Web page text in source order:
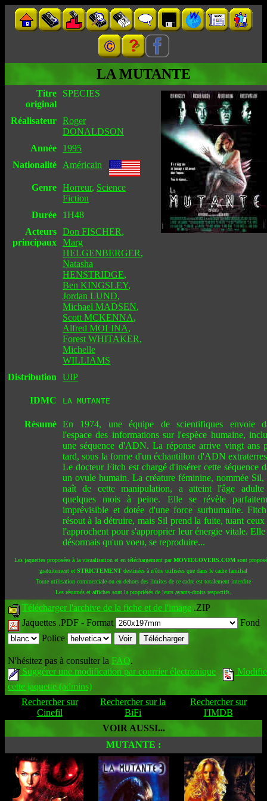
LA MUTANTE
Titre
original
SPECIES
Réalisateur Roger
DONALDSON
Année
1995
Nationalité
Américain
Genre Horreur, Science
Fiction
Durée
1H48
Acteurs
principaux
Don FISCHER,
Marg
HELGENBERGER,
Natasha
HENSTRIDGE,
Ben KINGSLEY,
Jordan LUND,
Michael MADSEN,
Scott MCKENNA,
Alfred MOLINA,
Forest WHITAKER,
Michelle
WILLIAMS
Distribution
UIP
IDMC LA MUTANTE
Résumé En 1974, une équipe de scientifiques envoie
l'espace des informations sur l'espèce humaine,
une séquence d'ADN. La réponse arrive vingt ans
tard, sous la forme d'un échantillon d'ADN
Le docteur Fitch est chargé d'insérer cette séquence
un ovule humain. La créature féminine, nommée Sil,
naît de cette manipulation, a atteint l'âge
quelques mois à peine. Elle se révèle
imprévisible et dotée d'une force surhumaine.
résout à la détruire, mais Sil prend la fuite, tuant ceux
l'approchent pour s'approprier leur énergie vitale.
désormais qu'un voeu, se reproduire...
Les jaquettes proposées à la visualisation et en téléchargement parMOVIECOVERS.COM sont
gratuitement et STRICTEMENT destinées à n'être utilisées que dans le cadre familial
Toute utilisation commerciale ou en dehors des limites de ce cadre est totalement interdite
Les résumés et affiches sont la propriétés de leurs ayants-droits respectifs.
Télécharger l'archive de la fiche et de l'image .ZIP
Jaquettes .PDF - Format
Fond
Police
N'hésitez pas à consulter la FAQ.
Suggérer une modification par courrier électronique
cette jaquette (admins)
Rechercher sur
Cinefil
Rechercher sur la
BiFi
Rechercher sur
l'IMDB
VOIR AUSSI...
MUTANTE :